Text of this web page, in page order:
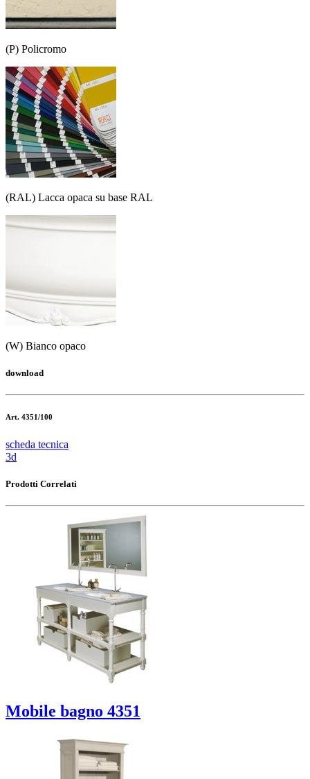
(P) Policromo
(RAL) Lacca opaca su base RAL
(W) Bianco opaco
download
Art. 4351/100
scheda tecnica
3d
Prodotti Correlati
Mobile bagno 4351